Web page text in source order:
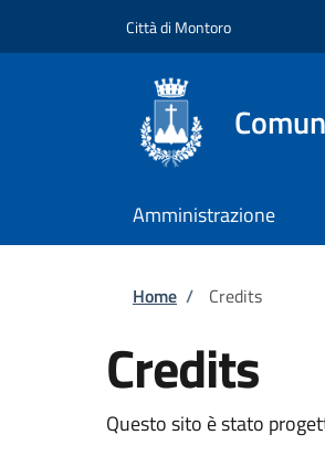
Città di Montoro
Amministrazione
Briciole di
Home / Credits
Credits
Questo sito è stato